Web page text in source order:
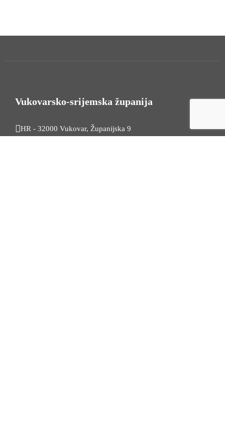
Vukovarsko-srijemska županija
HR - 32000 Vukovar, Županijska 9